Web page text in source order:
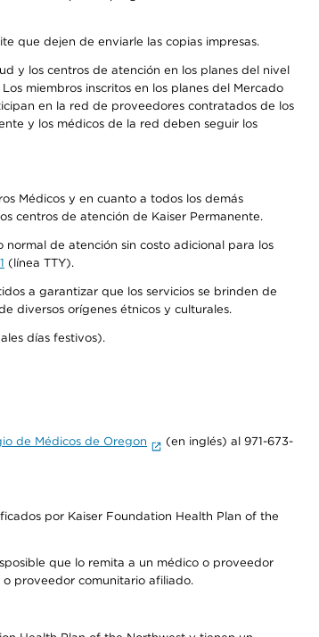
que dejen de enviarle las copias impresas.
y los centros de atención en los planes del nivel
miembros inscritos en los planes del Mercado
en la red de proveedores contratados de los
y los médicos de la red deben seguir los
Médicos y en cuanto a todos los demás
centros de atención de Kaiser Permanente.
de atención sin costo adicional para los
(línea TTY).
a garantizar que los servicios se brinden de
diversos orígenes étnicos y culturales.
días festivos).
de Médicos de Oregon
(en inglés) al 971-673-
por Kaiser Foundation Health Plan of the
que lo remita a un médico o proveedor
proveedor comunitario afiliado.